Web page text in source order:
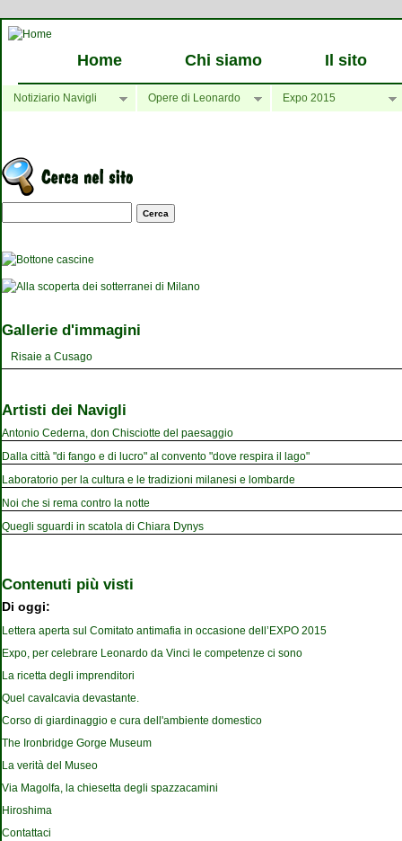
Home Chi siamo Il sito
Notiziario Navigli Opere di Leonardo Expo 2015
Maschera di ricerca
Gallerie d'immagini
Risaie a Cusago
Artisti dei Navigli
Antonio Cederna, don Chisciotte del paesaggio
Dalla città "di fango e di lucro" al convento "dove respira il lago"
Laboratorio per la cultura e le tradizioni milanesi e lombarde
Noi che si rema contro la notte
Quegli sguardi in scatola di Chiara Dynys
Contenuti più visti
Di oggi:
Lettera aperta sul Comitato antimafia in occasione dell’EXPO 2015
Expo, per celebrare Leonardo da Vinci le competenze ci sono
La ricetta degli imprenditori
Quel cavalcavia devastante.
Corso di giardinaggio e cura dell'ambiente domestico
The Ironbridge Gorge Museum
La verità del Museo
Via Magolfa, la chiesetta degli spazzacamini
Hiroshima
Contattaci